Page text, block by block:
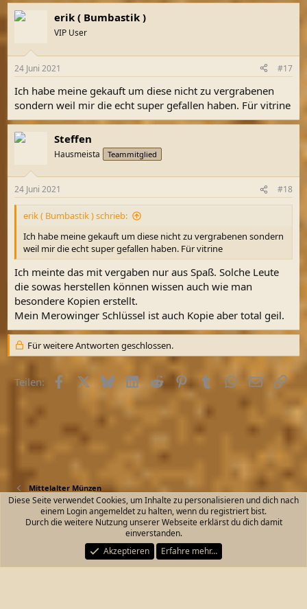
erik ( Bumbastik )
VIP User
24 Juni 2021 #17
Ich habe meine gekauft um diese nicht zu vergrabenen
sondern weil mir die echt super gefallen haben. Für vitrine
Steffen
Hausmeista Teammitglied
24 Juni 2021 #18
erik ( Bumbastik ) schrieb:
Ich habe meine gekauft um diese nicht zu vergrabenen sondern
weil mir die echt super gefallen haben. Für vitrine
Ich meinte das mit vergaben nur aus Spaß. Solche Leute
die sowas herstellen können wissen auch wie man
besondere Kopien erstellt.
Mein Merowinger Schlüssel ist auch Kopie aber total geil.
Für weitere Antworten geschlossen.
Teilen: FacebookX (Twitter)
BlueskyLinkedInRedditPinterestTumblrWhatsApp
E-MailLink
Mittelalter Münzen
Kontakt Nutzungsbedingungen
Datenschutz
Start
R
S
Community platform by XenForo® © 2010-2026 XenForo Ltd.
Diese Seite verwendet Cookies, um Inhalte zu personalisieren und dich nach
einem Login angemeldet zu halten, wenn du registriert bist.
Durch die weitere Nutzung unserer Webseite erklärst du dich damit
einverstanden.
Akzeptieren
Erfahre mehr…